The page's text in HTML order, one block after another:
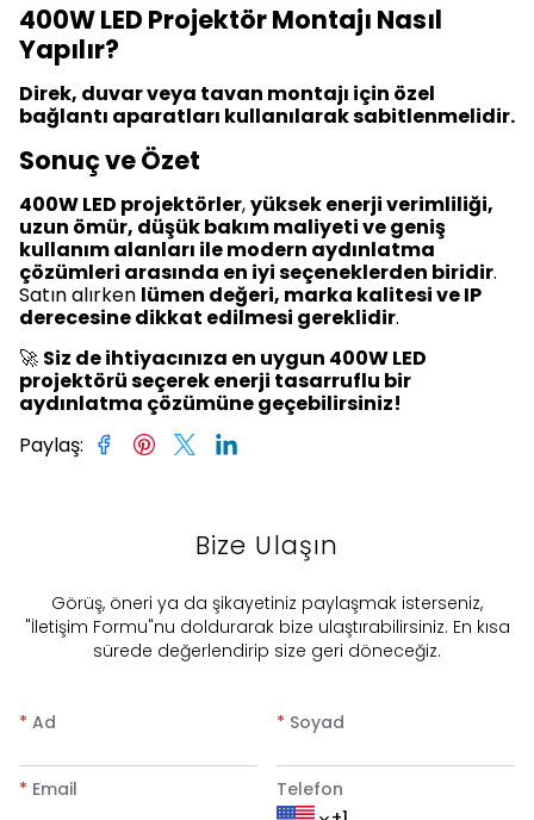
400W LED Projektör Montajı Nasıl
Yapılır?
Direk, duvar veya tavan montajı için özel
bağlantı aparatları kullanılarak sabitlenmelidir.
Sonuç ve Özet
400W LED projektörler,yüksek enerji verimliliği,
uzun ömür, düşük bakım maliyeti ve geniş
kullanım alanları ile modern aydınlatma
çözümleri arasında en iyi seçeneklerden biridir.
Satın alırken lümen değeri, marka kalitesi ve IP
derecesine dikkat edilmesi gereklidir.
🚀 Siz de ihtiyacınıza en uygun 400W LED
projektörü seçerek enerji tasarruflu bir
aydınlatma çözümüne geçebilirsiniz!
Paylaş:
Bize Ulaşın
​Görüş, öneri ya da şikayetiniz paylaşmak isterseniz,
"İletişim Formu"nu doldurarak bize ulaştırabilirsiniz. En kısa
sürede değerlendirip size geri döneceğiz.
* Ad * Soyad
* Email Telefon